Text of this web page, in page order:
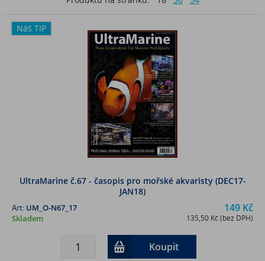
Náš TIP
UltraMarine č.67 - časopis pro mořské akvaristy (DEC17-
JAN18)
149 Kč
135,50 Kč (bez DPH)
Art: UM_O-N67_17
Skladem
Koupit